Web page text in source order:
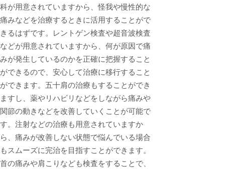
科が用意されていますから、怪我や慢性的な
痛みなどを治療するときに活用することがで
きるはずです。レントゲン検査や超音波検査
などが用意されていますから、何が原因で痛
みが発生しているのかを正確に把握すること
ができるので、安心して治療に移行すること
ができます。五十肩の治療もすることができ
ますし、薬やリハビリなどをしながら痛みや
関節の動きなどを改善していくことが可能で
す。注射などの治療も用意されていますか
ら、痛みが改善しない状態で悩んでいる場合
もスムーズに完治を目指すことができます。
首の痛みや肩こりなども検査をすることで、